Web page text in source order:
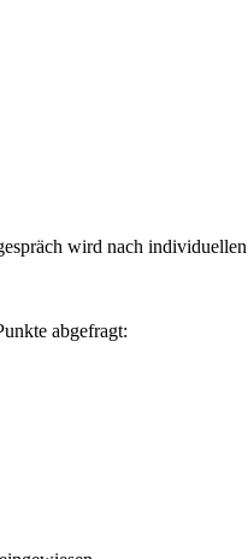
wird nach
abgefragt: